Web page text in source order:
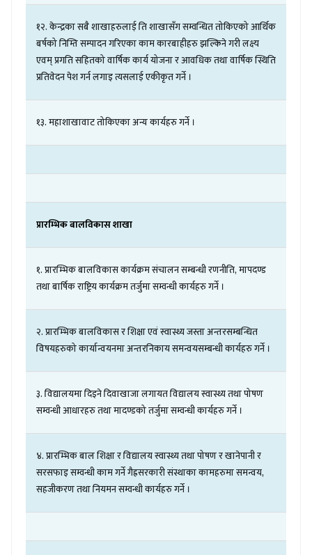
१२.केन्द्रकासबैशाखाहरुलाईतिशाखासँगसम्वन्धिततोकिएकोआर्थिक
बर्षकोनिम्तिसम्पादनगरिएकाकामकारबाहीहरुझल्किनेगरीलक्ष्य
एवम्प्रगतिसहितकोवार्षिककार्ययोजनारआवधिकतथावार्षिकस्थिति
प्रतिवेदनपेशगर्नलगाइत्यसलाईएकीकृतगर्ने ।
१३.महाशाखावाटतोकिएकाअन्यकार्यहरुगर्ने ।
प्रारम्भिकबालविकासशाखा
१.प्रारम्भिकबालविकासकार्यक्रमसंचालनसम्बन्धीरणनीति,मापदण्ड
तथाबार्षिकराष्ट्रियकार्यक्रमतर्जुमासम्वन्धीकार्यहरुगर्ने ।
२.प्रारम्भिकबालविकासरशिक्षाएवंस्वास्थ्यजस्ताअन्तरसम्बन्धित
विषयहरुकोकार्यान्वयनमाअन्तरनिकायसमन्वयसम्बन्धीकार्यहरुगर्ने ।
३.विद्यालयमादिइनेदिवाखाजालगायतविद्यालयस्वास्थ्यतथापोषण
सम्वन्धीआधारहरुतथामादण्डकोतर्जुमासम्वन्धीकार्यहरुगर्ने ।
४.प्रारम्भिकबालशिक्षारविद्यालयस्वास्थ्यतथापोषणरखानेपानीर
सरसफाइसम्वन्धीकामगर्नेगैह्रसरकारीसंस्थाकाकामहरुमासमन्वय,
सहजीकरणतथानियमनसम्वन्धीकार्यहरुगर्ने ।